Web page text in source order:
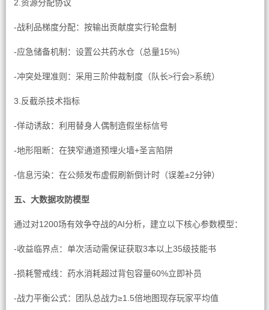
2.资源分配协议
-战利品梯度分配：按输出贡献度实行轮盘制
-应急储备机制：设置公共药水仓（总量15%）
-冲突处理准则：采用三阶仲裁制度（队长>行会>系统）
3.反截杀技术指标
-佯动诱敌：利用替身人偶制造假坐标信号
-地形阻断：在狭窄通道预埋火墙+圣言陷阱
-信息污染：在公频发布虚假刷新倒计时（误差±2分钟）
五、大数据攻防模型
通过对1200场有效争夺战的AI分析，建立以下核心参数模型：
-收益临界点：单次活动需保证获取3本以上35级技能书
-损耗警戒线：药水消耗超过背包容量60%立即补员
-战力平衡公式：团队总战力≥1.5倍地图现存玩家平均值